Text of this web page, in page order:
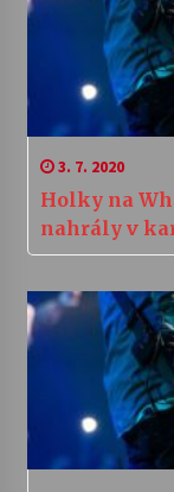
3. 7. 2020
Holky na
nahrály v